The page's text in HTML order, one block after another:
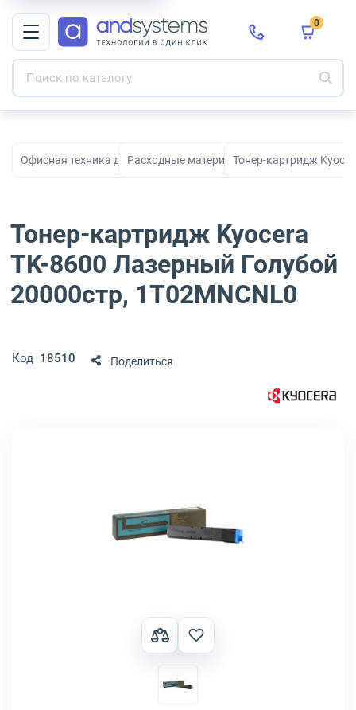
0
Офисная техника для печати, сканирования и
Расходные материалы для принтеров и
Тонер-картридж
Тонер-картридж Kyocera
TK-8600 Лазерный Голубой
20000стр, 1T02MNCNL0
Код 18510 Поделиться